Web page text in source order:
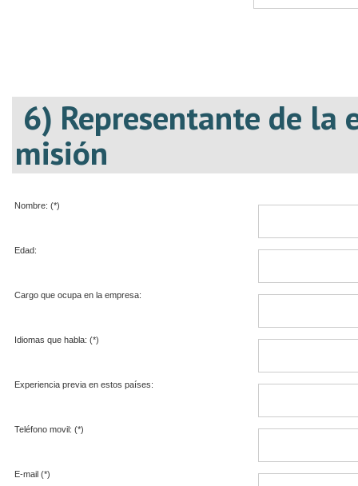
6) Representante de la
misión
Nombre: (*)
Edad:
Cargo que ocupa en la empresa:
Idiomas que habla: (*)
Experiencia previa en estos países:
Teléfono movil: (*)
E-mail (*)